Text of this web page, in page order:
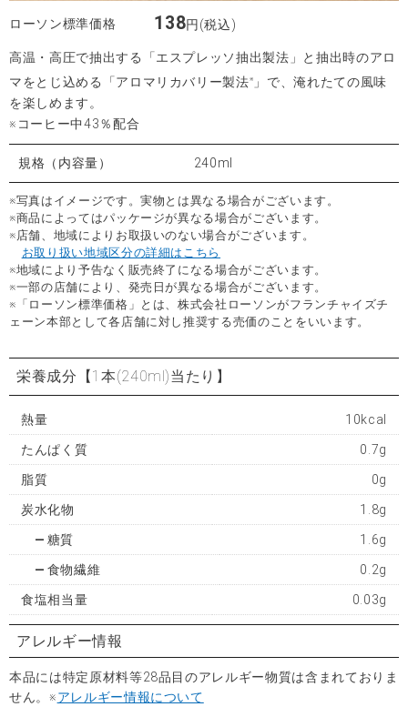
ローソン標準価格 138円(税込)
高温・高圧で抽出する「エスプレッソ抽出製法」と抽出時のアロ
マをとじ込める「アロマリカバリー製法※ 」で、淹れたての風味
を楽しめます。
※コーヒー中43％配合
規格（内容量） 240ml
※写真はイメージです。実物とは異なる場合がございます。
※商品によってはパッケージが異なる場合がございます。
※店舗、地域によりお取扱いのない場合がございます。
お取り扱い地域区分の詳細はこちら
※地域により予告なく販売終了になる場合がございます。
※一部の店舗により、発売日が異なる場合がございます。
※「ローソン標準価格」とは、株式会社ローソンがフランチャイズチ
ェーン本部として各店舗に対し推奨する売価のことをいいます。
栄養成分 【1本(240ml)当たり】
熱量 10kcal
たんぱく質 0.7g
脂質 0g
炭水化物 1.8g
糖質 1.6g
食物繊維 0.2g
食塩相当量 0.03g
アレルギー情報
本品には特定原材料等28品目のアレルギー物質は含まれておりま
せん。※アレルギー情報について